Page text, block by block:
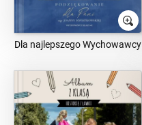
Dla najlepszego Wychowawcy